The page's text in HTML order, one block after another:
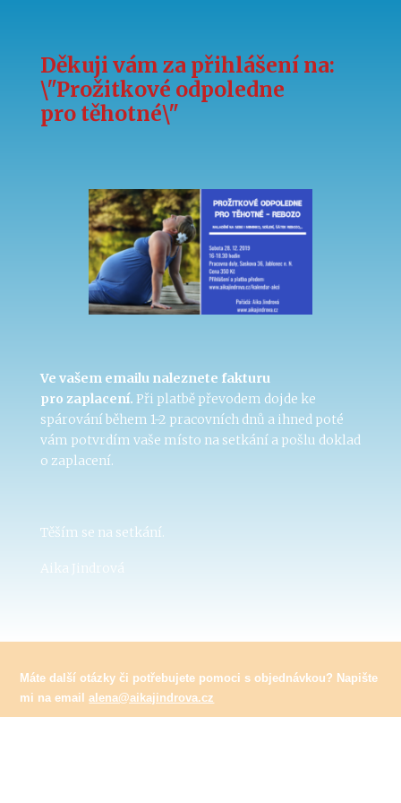
Děkuji vám za přihlášení na:
\"Prožitkové odpoledne
pro těhotné\"
Ve vašem emailu naleznete fakturu
pro zaplacení. Při platbě převodem dojde ke
spárování během 1-2 pracovních dnů a ihned poté
vám potvrdím vaše místo na setkání a pošlu doklad
o zaplacení.
Těším se na setkání.
Aika Jindrová
Máte další otázky či potřebujete pomoci s objednávkou? Napište
mi na emailalena@aikajindrova.cz